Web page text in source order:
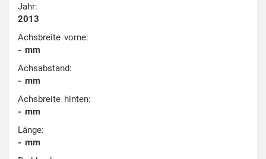
Jahr:
2013
Achsbreite vorne:
- mm
Achsabstand:
- mm
Achsbreite hinten:
- mm
Länge:
- mm